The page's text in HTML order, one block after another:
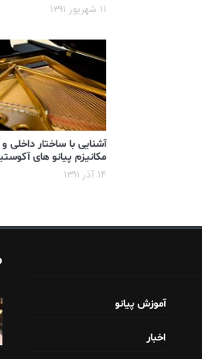
۱۱ شهریور ۱۳۹۱
آشنایی با ساختار داخلی و
مکانیزم پیانو های
۱۴ آذر ۱۳۹۱
آموزش پیانو
اخبار